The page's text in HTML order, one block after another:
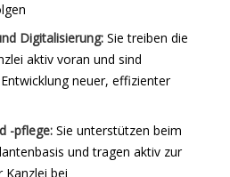
Digitalisierung: Sie treiben die
aktiv voran und sind
neuer, effizienter
-pflege: Sie unterstützen beim
und tragen aktiv zur
Kanzlei bei